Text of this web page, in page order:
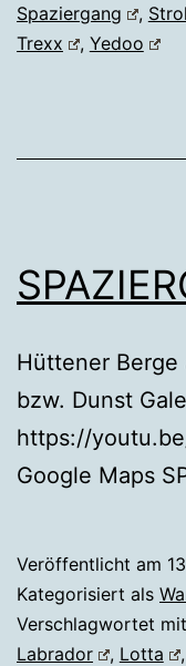
Spaziergang
,
Trexx
, Yedoo
Hüttener Berge
bzw. Dunst
https://
Google Maps
Veröffentlicht am
Kategorisiert als
Verschlagwortet mit
Labrador
, Lotta ,